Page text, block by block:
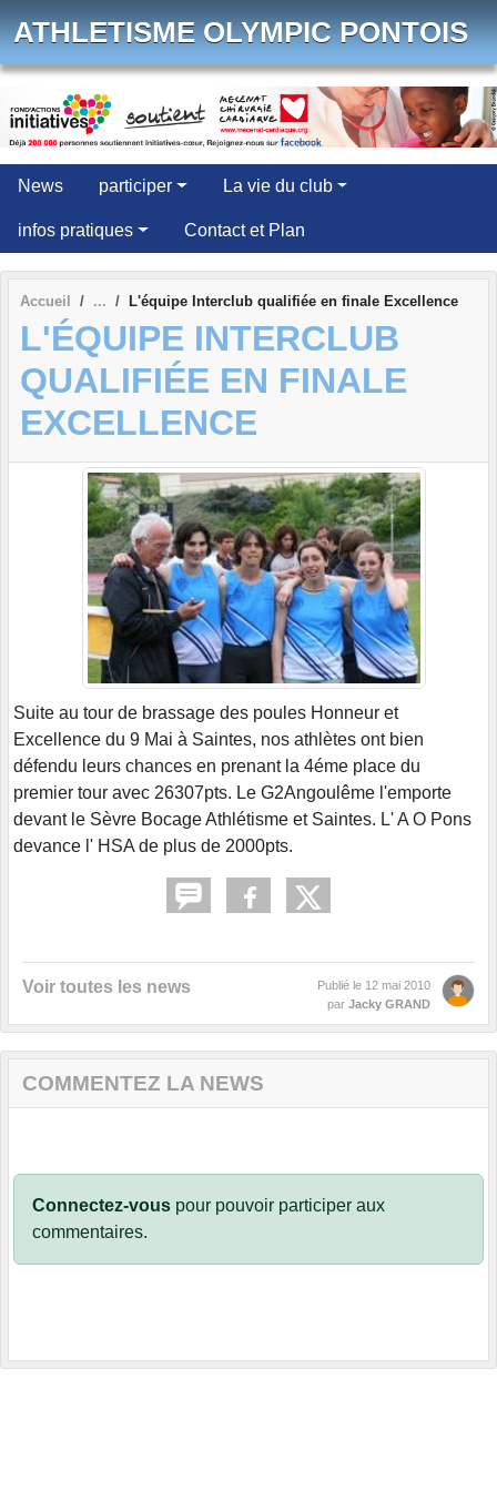
ATHLETISME OLYMPIC PONTOIS
News participer La vie du club
infos pratiques Contact et Plan
Accueil L'équipe Interclub qualifiée en finale Excellence
L'ÉQUIPE INTERCLUB
QUALIFIÉE EN FINALE
EXCELLENCE
Suite au tour de brassage des poules Honneur et
Excellence du 9 Mai à Saintes, nos athlètes ont bien
défendu leurs chances en prenant la 4éme place du
premier tour avec 26307pts. Le G2Angoulême l'emporte
devant le Sèvre Bocage Athlétisme et Saintes. L' A O Pons
devance l' HSA de plus de 2000pts.
Voir toutes les news Publié le 12 mai 2010
par Jacky GRAND
COMMENTEZ LA NEWS
Connectez-vous pour pouvoir participer aux
commentaires.